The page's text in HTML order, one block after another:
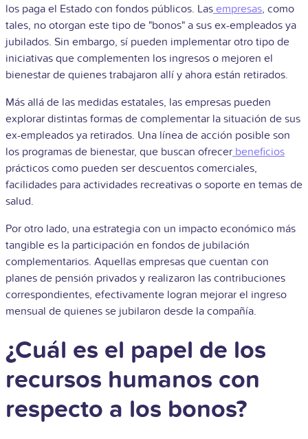
los paga el Estado con fondos públicos. Las empresas, como
tales, no otorgan este tipo de "bonos" a sus ex-empleados ya
jubilados. Sin embargo, sí pueden implementar otro tipo de
iniciativas que complementen los ingresos o mejoren el
bienestar de quienes trabajaron allí y ahora están retirados.
Más allá de las medidas estatales, las empresas pueden
explorar distintas formas de complementar la situación de sus
ex-empleados ya retirados. Una línea de acción posible son
los programas de bienestar, que buscan ofrecer beneficios
prácticos como pueden ser descuentos comerciales,
facilidades para actividades recreativas o soporte en temas de
salud.
Por otro lado, una estrategia con un impacto económico más
tangible es la participación en fondos de jubilación
complementarios. Aquellas empresas que cuentan con
planes de pensión privados y realizaron las contribuciones
correspondientes, efectivamente logran mejorar el ingreso
mensual de quienes se jubilaron desde la compañía.
¿Cuál es el papel de los
recursos humanos con
respecto a los bonos?